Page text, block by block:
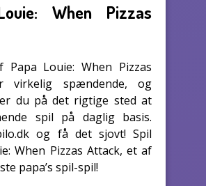
When Pizzas
Papa Louie: When Pizzas
virkelig spændende, og
du på det rigtige sted at
spil på daglig basis.
og få det sjovt! Spil
When Pizzas Attack, et af
papa’s spil-spil!